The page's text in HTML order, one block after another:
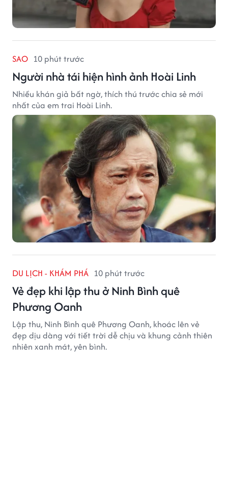
SAO 10 phút trước
Người nhà tái hiện hình ảnh Hoài Linh
Nhiều khán giả bất ngờ, thích thú trước chia sẻ mới
nhất của em trai Hoài Linh.
DU LỊCH - KHÁM PHÁ 10 phút trước
Vẻ đẹp khi lập thu ở Ninh Bình quê
Phương Oanh
Lập thu, Ninh Bình quê Phương Oanh, khoác lên vẻ
đẹp dịu dàng với tiết trời dễ chịu và khung cảnh thiên
nhiên xanh mát, yên bình.